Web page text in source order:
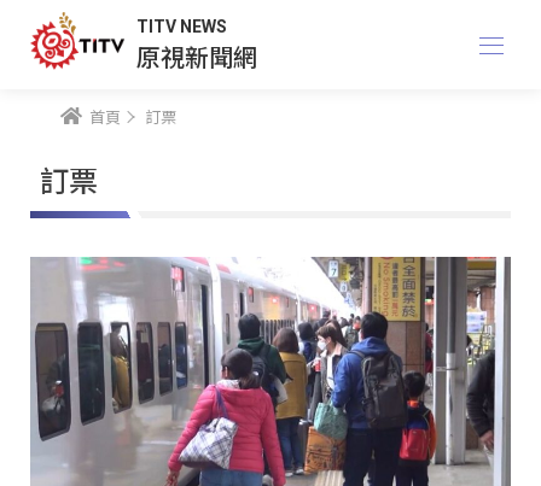
TITV NEWS
原視新聞網
首頁 訂票
訂票